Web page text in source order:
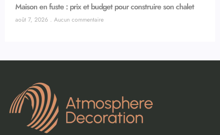
Maison en fuste : prix et budget pour construire son chalet
août 7, 2026 Aucun commentaire